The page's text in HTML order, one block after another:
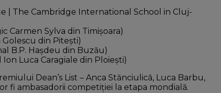
| The Cambridge International School in Cluj-
Carmen Sylva din Timișoara)
din Pitești)
B.P. Hașdeu din Buzău)
Luca Caragiale din Ploiești)
Dean’s List – Anca Stănciulică, Luca Barbu,
fi ambasadorii competiției la etapa mondială.